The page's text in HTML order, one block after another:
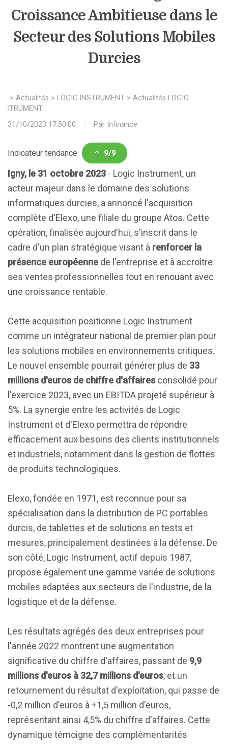
Croissance Ambitieuse dans le
Secteur des Solutions Mobiles
Durcies
> Actualités > LOGIC INSTRUMENT > Actualités LOGIC
31/10/2023 17:50:00
Par Infinance
Indicateur tendance 9/9
Igny, le 31 octobre 2023 - Logic Instrument, un
acteur majeur dans le domaine des solutions
informatiques durcies, a annoncé l'acquisition
complète d'Elexo, une filiale du groupe Atos. Cette
opération, finalisée aujourd'hui, s'inscrit dans le
cadre d'un plan stratégique visant à renforcer la
présence européenne de l'entreprise et à accroître
ses ventes professionnelles tout en renouant avec
une croissance rentable.
Cette acquisition positionne Logic Instrument
comme un intégrateur national de premier plan pour
les solutions mobiles en environnements critiques.
Le nouvel ensemble pourrait générer plus de 33
millions d'euros de chiffre d'affaires consolidé pour
l'exercice 2023, avec un EBITDA projeté supérieur à
5%. La synergie entre les activités de Logic
Instrument et d'Elexo permettra de répondre
efficacement aux besoins des clients institutionnels
et industriels, notamment dans la gestion de flottes
de produits technologiques.
Elexo, fondée en 1971, est reconnue pour sa
spécialisation dans la distribution de PC portables
durcis, de tablettes et de solutions en tests et
mesures, principalement destinées à la défense. De
son côté, Logic Instrument, actif depuis 1987,
propose également une gamme variée de solutions
mobiles adaptées aux secteurs de l'industrie, de la
logistique et de la défense.
Les résultats agrégés des deux entreprises pour
l'année 2022 montrent une augmentation
significative du chiffre d'affaires, passant de 9,9
millions d'euros à 32,7 millions d'euros, et un
retournement du résultat d'exploitation, qui passe de
-0,2 million d'euros à +1,5 million d'euros,
représentant ainsi 4,5% du chiffre d'affaires. Cette
dynamique témoigne des complémentarités